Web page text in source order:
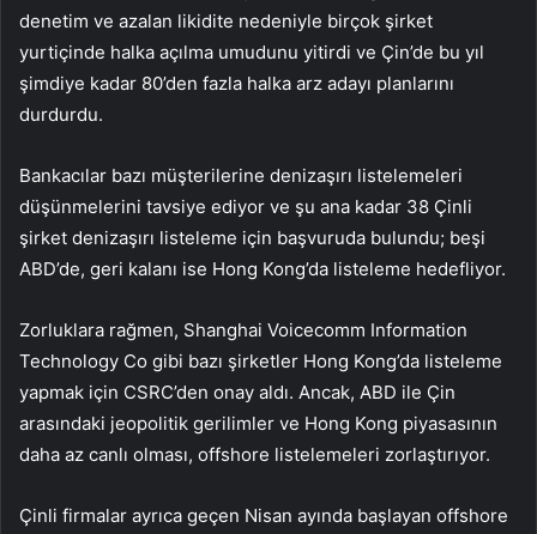
denetim ve azalan likidite nedeniyle birçok şirket
yurtiçinde halka açılma umudunu yitirdi ve Çin’de bu yıl
şimdiye kadar 80’den fazla halka arz adayı planlarını
durdurdu.
Bankacılar bazı müşterilerine denizaşırı listelemeleri
düşünmelerini tavsiye ediyor ve şu ana kadar 38 Çinli
şirket denizaşırı listeleme için başvuruda bulundu; beşi
ABD’de, geri kalanı ise Hong Kong’da listeleme hedefliyor.
Zorluklara rağmen, Shanghai Voicecomm Information
Technology Co gibi bazı şirketler Hong Kong’da listeleme
yapmak için CSRC’den onay aldı. Ancak, ABD ile Çin
arasındaki jeopolitik gerilimler ve Hong Kong piyasasının
daha az canlı olması, offshore listelemeleri zorlaştırıyor.
Çinli firmalar ayrıca geçen Nisan ayında başlayan offshore